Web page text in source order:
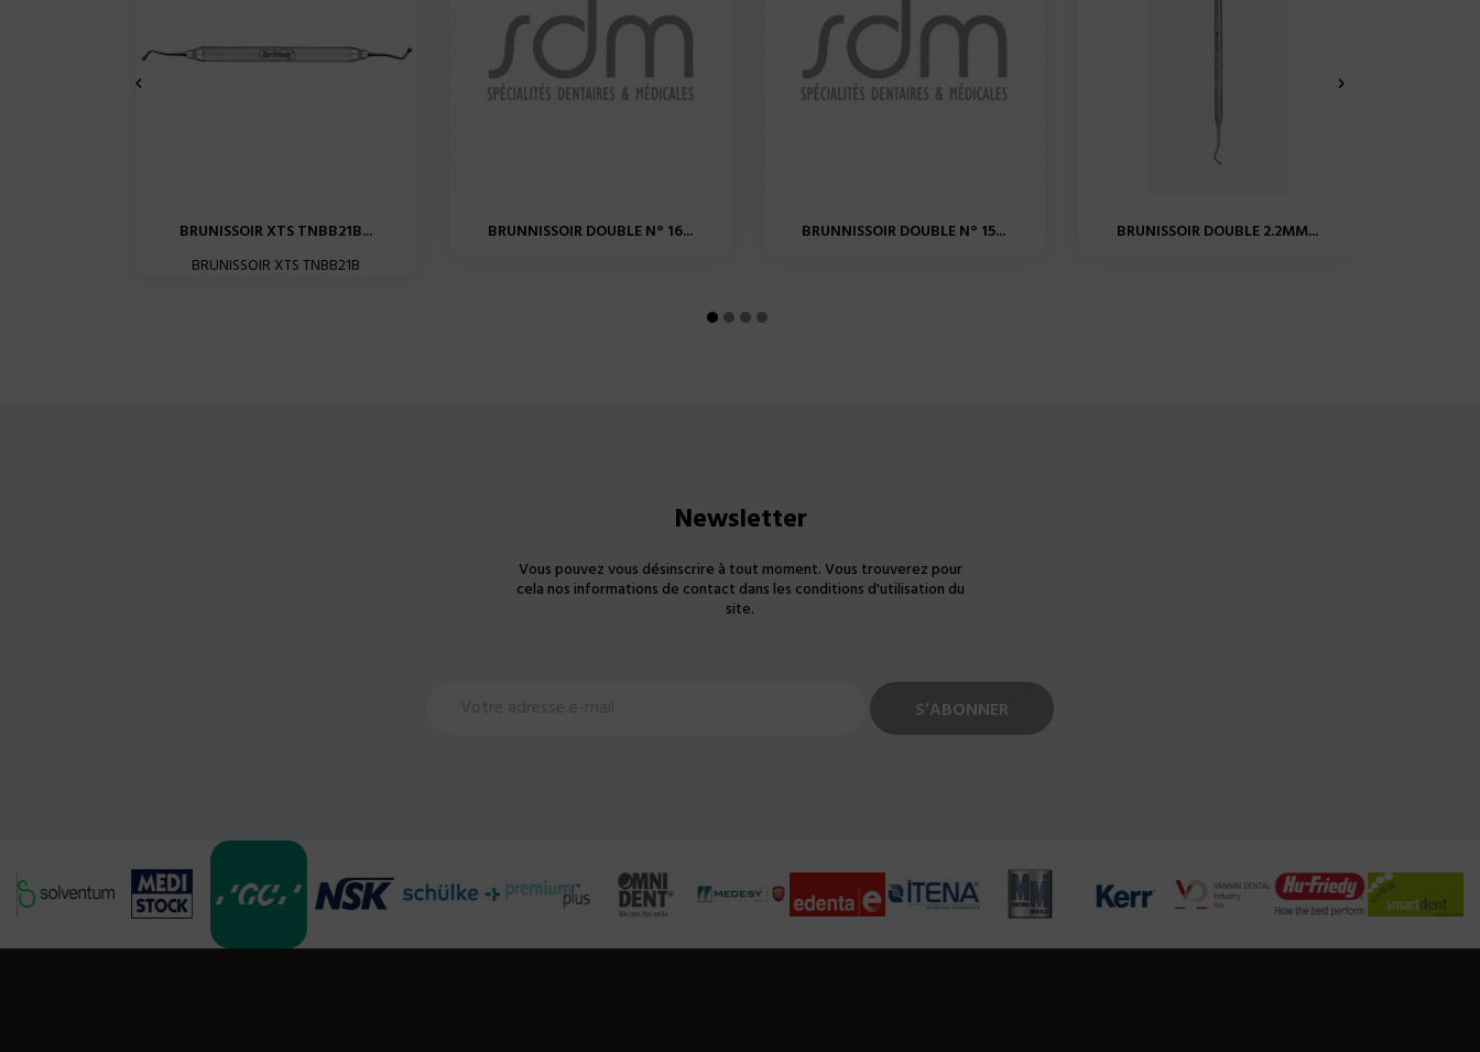
BRUNISSOIR XTS TNBB21B...
BRUNISSOIR XTS TNBB21B
BRUNNISSOIR DOUBLE N° 16... BRUNNISSOIR DOUBLE N° 15... BRUNISSOIR DOUBLE 2.2MM...
 
Newsletter
Vous pouvez vous désinscrire à tout moment. Vous trouverez pour
cela nos informations de contact dans les conditions d'utilisation du
site.